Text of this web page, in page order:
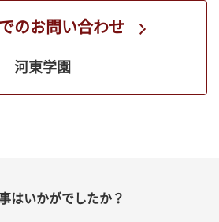
のお問い合わせ
河東学園
はいかがでしたか？